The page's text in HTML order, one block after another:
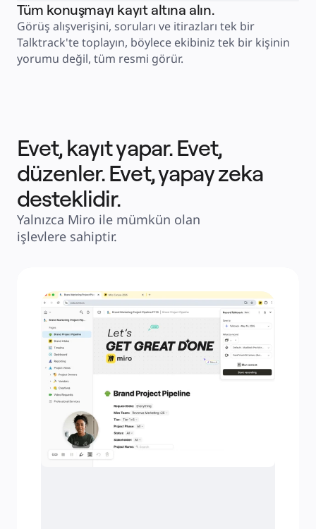
Tüm konuşmayı kayıt altına alın.
Görüş alışverişini, soruları ve itirazları tek bir
Talktrack'te toplayın, böylece ekibiniz tek bir kişinin
yorumu değil, tüm resmi görür.
Evet, kayıt yapar. Evet,
düzenler. Evet, yapay zeka
desteklidir.
Yalnızca Miro ile mümkün olan
işlevlere sahiptir.